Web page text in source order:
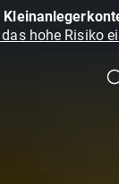
hohe Risiko